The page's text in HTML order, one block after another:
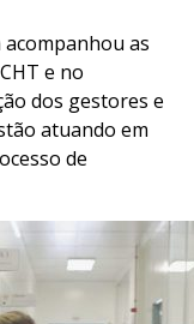
acompanhou as
e no
dos gestores e
atuando em
de